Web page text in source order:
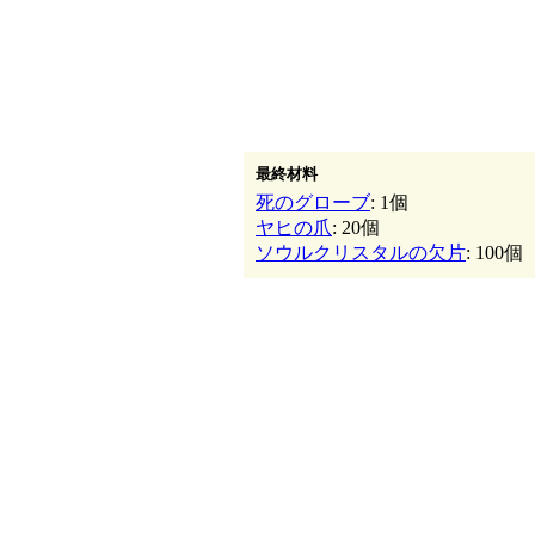
最終材料
死のグローブ: 1個
ヤヒの爪: 20個
ソウルクリスタルの欠片: 100個